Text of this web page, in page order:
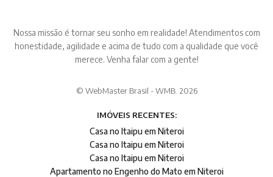
Nossa missão é tornar seu sonho em realidade! Atendimentos com
honestidade, agilidade e acima de tudo com a qualidade que você
merece. Venha falar com a gente!
© WebMaster Brasil - WMB. 2026
IMÓVEIS RECENTES:
Casa no Itaipu em Niteroi
Casa no Itaipu em Niteroi
Casa no Itaipu em Niteroi
Apartamento no Engenho do Mato em Niteroi